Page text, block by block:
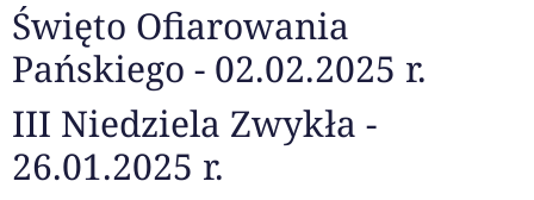
Święto Ofiarowania
Pańskiego - 02.02.2025 r.
III Niedziela Zwykła -
26.01.2025 r.